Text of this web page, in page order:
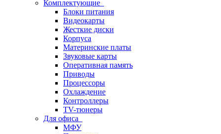
Комплектующие
Блоки питания
Видеокарты
Жесткие диски
Корпуса
Материнские платы
Звуковые карты
Оперативная память
Приводы
Процессоры
Охлаждение
Контроллеры
TV-тюнеры
Для офиса
МФУ